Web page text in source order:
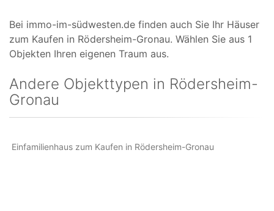
Bei immo-im-südwesten.de finden auch Sie Ihr Häuser
zum Kaufen in Rödersheim-Gronau. Wählen Sie aus 1
Objekten Ihren eigenen Traum aus.
Andere Objekttypen in Rödersheim-
Gronau
Einfamilienhaus zum Kaufen in Rödersheim-Gronau